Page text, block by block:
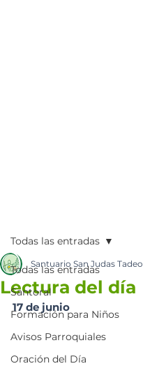
Todas las entradas
Santoral
Formación para Niños
Avisos Parroquiales
Oración del Día
Todas las entradas
Lectura del día
Santuario San Judas Tadeo
17 de junio